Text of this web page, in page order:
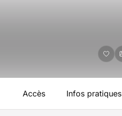
Accès Infos pratiques